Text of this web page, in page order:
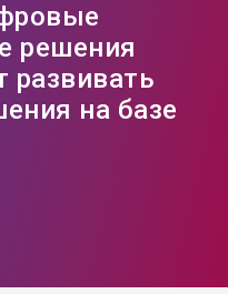
решения
развивать
на базе